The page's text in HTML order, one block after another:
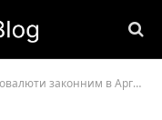
законним в Аргентині?